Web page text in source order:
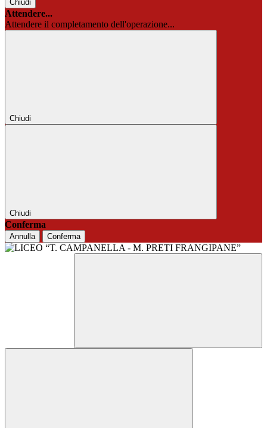
Chiudi
Attendere...
Attendere il completamento dell'operazione...
Chiudi
Chiudi
Conferma
Annulla Conferma